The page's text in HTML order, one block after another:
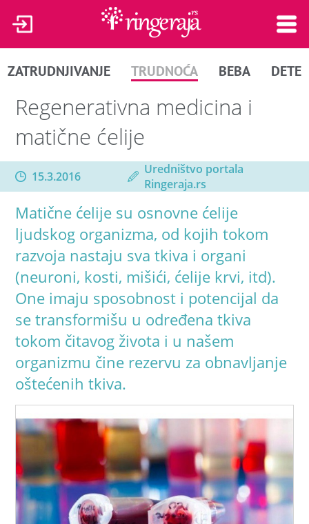
ZATRUDNJIVANJE TRUDNOĆA BEBA DETE
Regenerativna medicina i
matične ćelije
15.3.2016
Uredništvo portala
Ringeraja.rs
Matične ćelije su osnovne ćelije
ljudskog organizma, od kojih tokom
razvoja nastaju sva tkiva i organi
(neuroni, kosti, mišići, ćelije krvi, itd).
One imaju sposobnost i potencijal da
se transformišu u određena tkiva
tokom čitavog života i u našem
organizmu čine rezervu za obnavljanje
oštećenih tkiva.